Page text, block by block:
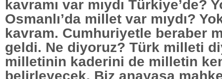
kavramı var mıydı Türkiye’de?
Osmanlı’da millet var mıydı?
kavram. Cumhuriyetle beraber
geldi. Ne diyoruz? Türk milleti
milletinin kaderini de milletin
belirleyecek. Biz anayasa